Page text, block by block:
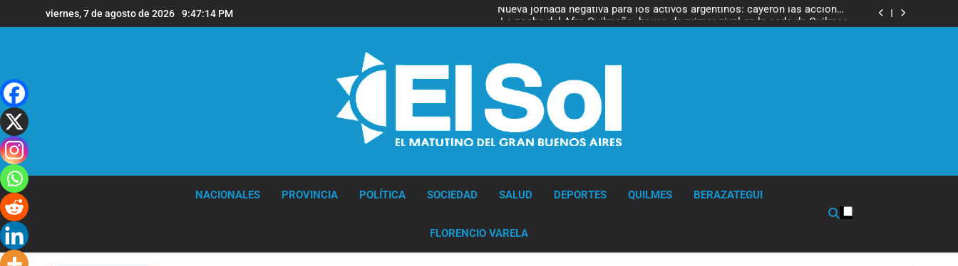
al
viernes, 7 de agosto de 2026 9:47:15 PM
en Wall Street y el riesgo país quedó al borde de los 450 puntos
La noche del Afro Quilmeño: boxeo de primer nivel en la sede de Quilmes
La Diócesis de Quilmes celebró la visita del Papa León XIV a la Argentina
en Wall Street y el riesgo país quedó al borde de los 450 puntos
La noche del Afro Quilmeño: boxeo de primer nivel en la sede de Quilmes
La Diócesis de Quilmes celebró la visita del Papa León XIV a la Argentina
Figuras de la cultura se sumaron a la marcha frente al Congreso contra la
Nueva jornada negativa para los activos argentinos: cayeron las acciones
en Wall Street y el riesgo país quedó al borde de los 450 puntos
NACIONALES PROVINCIA POLÍTICA SOCIEDAD SALUD DEPORTES QUILMES BERAZATEGUI
FLORENCIO VARELA